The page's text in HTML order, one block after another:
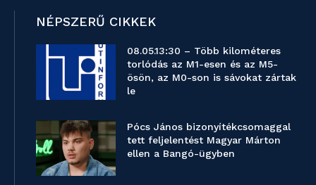
NÉPSZERŰ CIKKEK
08.05.13:30 – Több kilométeres
torlódás az M1-esen és az M5-
ösön, az M0-son is sávokat zártak
le
Pócs János bizonyítékcsomaggal
tett feljelentést Magyar Márton
ellen a Bangó-ügyben